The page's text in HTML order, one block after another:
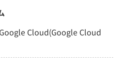
Cloud(Google Cloud